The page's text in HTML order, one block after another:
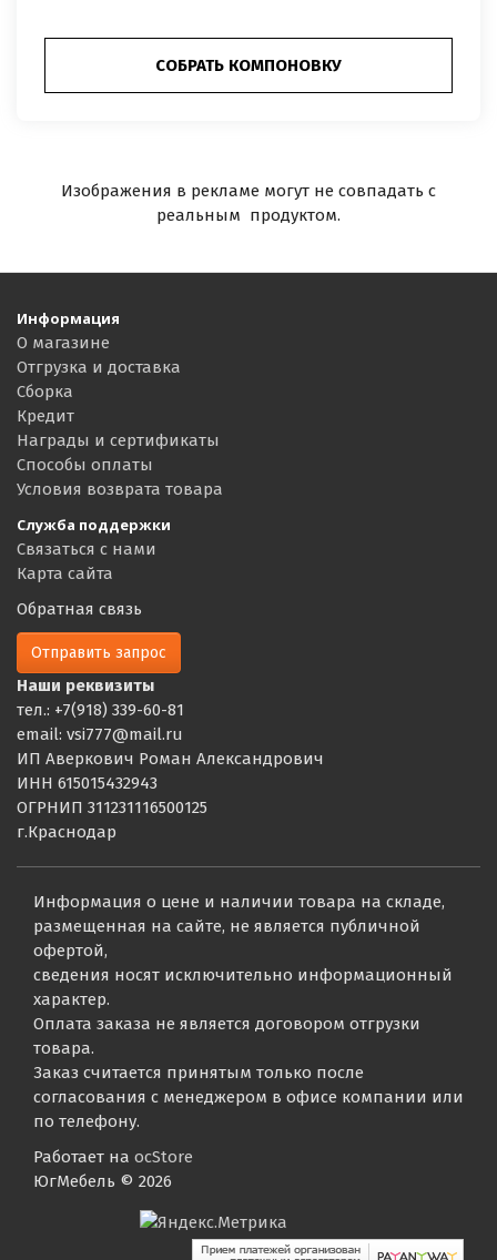
СОБРАТЬ КОМПОНОВКУ
Изображения в рекламе могут не совпадать с
реальным продуктом.
Информация
О магазине
Отгрузка и доставка
Сборка
Кредит
Награды и сертификаты
Способы оплаты
Условия возврата товара
Служба поддержки
Связаться с нами
Карта сайта
Обратная связь
Отправить запрос
Наши реквизиты
тел.: +7(918) 339-60-81
email: vsi777@mail.ru
ИП Аверкович Роман Александрович
ИНН 615015432943
ОГРНИП 311231116500125
г.Краснодар
Информация о цене и наличии товара на складе,
размещенная на сайте, не является публичной
офертой,
сведения носят исключительно информационный
характер.
Оплата заказа не является договором отгрузки
товара.
Заказ считается принятым только после
согласования с менеджером в офисе компании или
по телефону.
Работает на ocStore
ЮгМебель © 2026